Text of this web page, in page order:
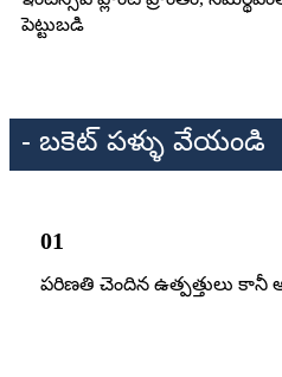
పెట్టుబడి
- బకెట్ పళ్ళు వేయండి
01
పరిణతి చెందిన ఉత్పత్తులు కానీ